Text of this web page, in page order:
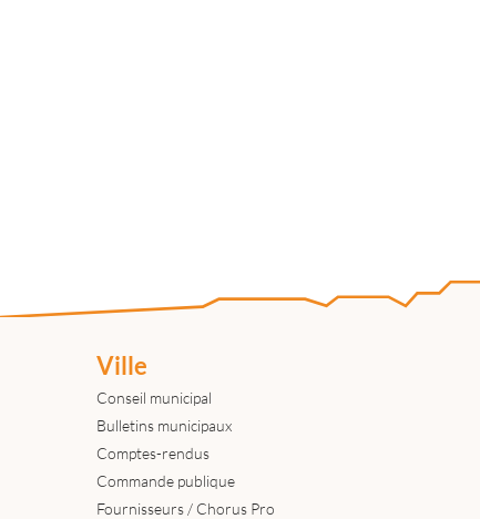
Ville
Conseil municipal
Bulletins municipaux
Comptes-rendus
Commande publique
Fournisseurs / Chorus Pro